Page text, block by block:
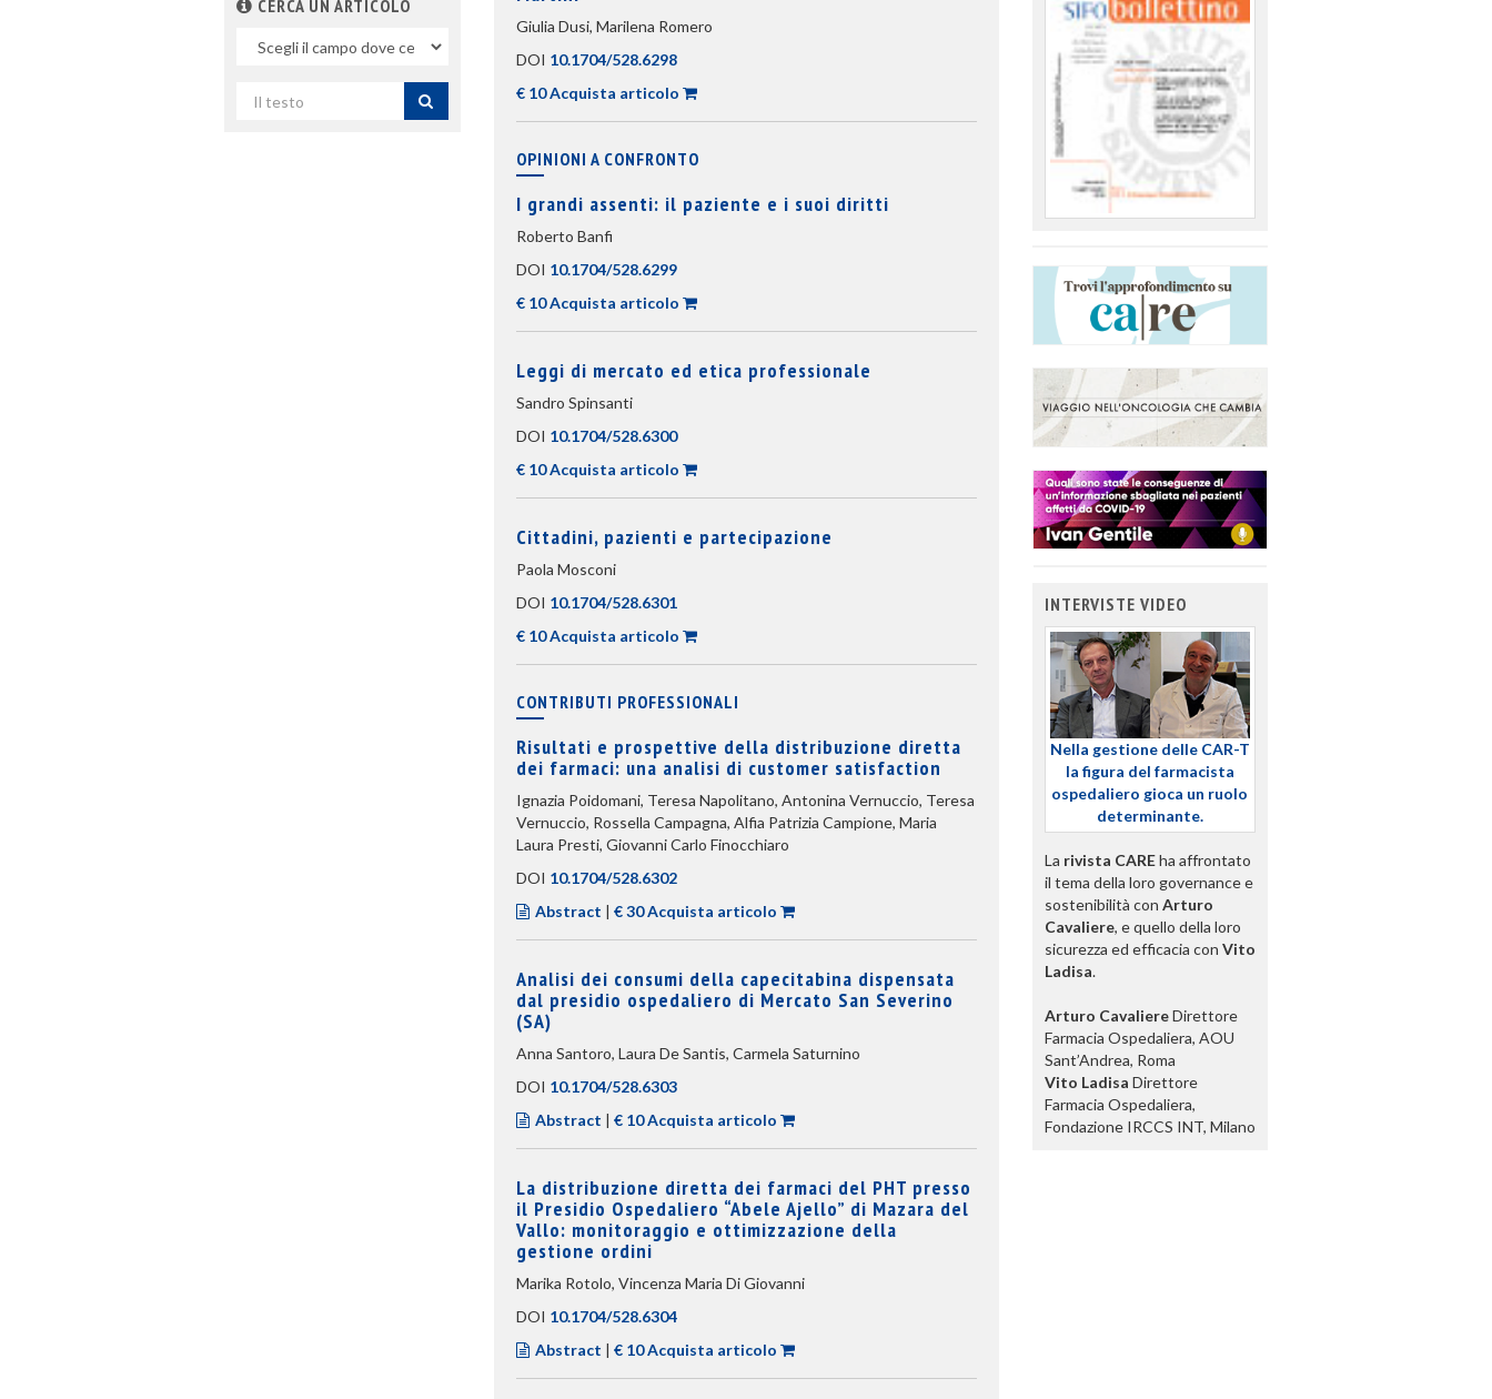
Giulia Dusi, Marilena Romero
DOI 10.1704/528.6298
€ 10 Acquista articolo
OPINIONI A CONFRONTO
I grandi assenti: il paziente e i suoi diritti
Roberto Banfi
DOI 10.1704/528.6299
€ 10 Acquista articolo
Leggi di mercato ed etica professionale
Sandro Spinsanti
DOI 10.1704/528.6300
€ 10 Acquista articolo
Cittadini, pazienti e partecipazione
Paola Mosconi
DOI 10.1704/528.6301
€ 10 Acquista articolo
CONTRIBUTI PROFESSIONALI
Risultati e prospettive della distribuzione diretta
dei farmaci: una analisi di customer satisfaction
Ignazia Poidomani, Teresa Napolitano, Antonina Vernuccio, Teresa
Vernuccio, Rossella Campagna, Alfia Patrizia Campione, Maria
Laura Presti, Giovanni Carlo Finocchiaro
DOI 10.1704/528.6302
Abstract | € 30 Acquista articolo
Analisi dei consumi della capecitabina dispensata
dal presidio ospedaliero di Mercato San Severino
(SA)
Anna Santoro, Laura De Santis, Carmela Saturnino
DOI 10.1704/528.6303
Abstract | € 10 Acquista articolo
La distribuzione diretta dei farmaci del PHT presso
il Presidio Ospedaliero “Abele Ajello” di Mazara del
Vallo: monitoraggio e ottimizzazione della
gestione ordini
Marika Rotolo, Vincenza Maria Di Giovanni
DOI 10.1704/528.6304
Abstract | € 10 Acquista articolo
CERCA UN ARTICOLO
campo
per
INTERVISTE VIDEO
Nella gestione delle CAR-T
la figura del farmacista
ospedaliero gioca un ruolo
determinante.
La rivista CAREha affrontato
il tema della loro governance e
sostenibilità con Arturo
Cavaliere, e quello della loro
sicurezza ed efficacia con Vito
Ladisa.
Arturo CavaliereDirettore
Farmacia Ospedaliera, AOU
Sant’Andrea, Roma
Vito Ladisa Direttore
Farmacia Ospedaliera,
Fondazione IRCCS INT, Milano